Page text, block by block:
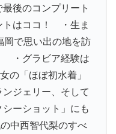
後のコンプリート
はココ！ ・生ま
で思い出の地を訪
・グラビア経験は
の「ほぼ初水着」
ジェリー、そして
ーショット」にも
中西智代梨のすべ